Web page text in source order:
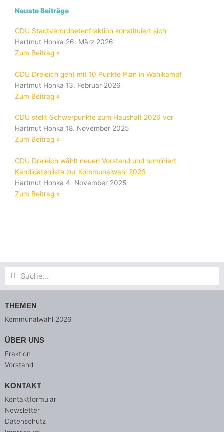
Neuste Beiträge
CDU Stadtverordnetenfraktion konstituiert sich
Hartmut Honka 26. März 2026
Zum Beitrag »
CDU Dreieich geht mit 10 Punkte Plan in Wahlkampf
Hartmut Honka 13. Februar 2026
Zum Beitrag »
CDU stellt Schwerpunkte zum Haushalt 2026 vor
Hartmut Honka 18. November 2025
Zum Beitrag »
CDU Dreieich wählt neuen Vorstand und nominiert
Kandidatenliste zur Kommunalwahl 2026
Hartmut Honka 4. November 2025
Zum Beitrag »
Suche
Suche
THEMEN
Kommunalwahl 2026
ÜBER UNS
Fraktion
Vorstand
KONTAKT
Kontaktformular
Newsletter
Datenschutz